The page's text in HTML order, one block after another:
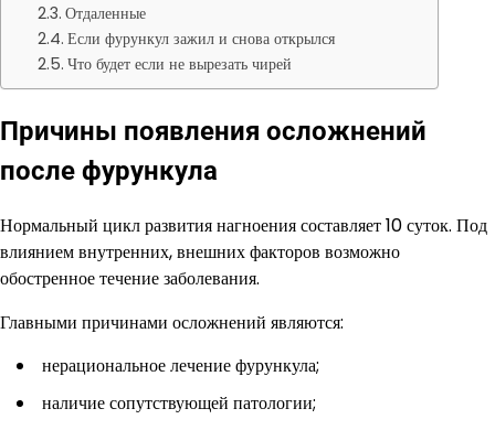
Отдаленные
Если фурункул зажил и снова открылся
Что будет если не вырезать чирей
Причины появления осложнений
после фурункула
Нормальный цикл развития нагноения составляет 10 суток. Под
влиянием внутренних, внешних факторов возможно
обостренное течение заболевания.
Главными причинами осложнений являются:
нерациональное лечение фурункула;
наличие сопутствующей патологии;